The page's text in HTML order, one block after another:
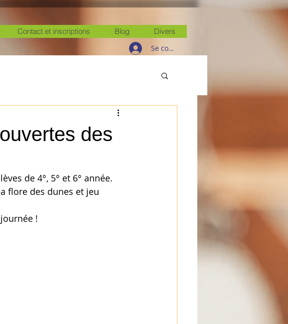
Contact et inscriptions Blog
Divers
Se connecter
des
de 4°, 5° et 6° année.
flore des dunes et jeu
!